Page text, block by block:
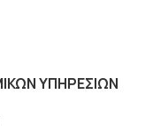
ΥΠΗΡΕΣΙΩΝ